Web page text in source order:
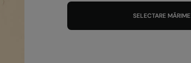
SELECTARE MĂRIME